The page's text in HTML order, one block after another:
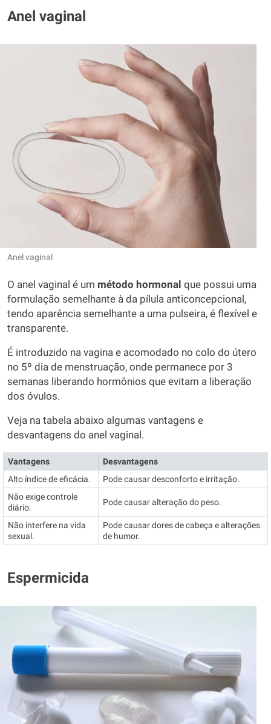
Anel vaginal
Anel vaginal
O anel vaginal é um método hormonal que possui uma
formulação semelhante à da pílula anticoncepcional,
tendo aparência semelhante a uma pulseira, é flexível e
transparente.
É introduzido na vagina e acomodado no colo do útero
no 5º dia de menstruação, onde permanece por 3
semanas liberando hormônios que evitam a liberação
dos óvulos.
Veja na tabela abaixo algumas vantagens e
desvantagens do anel vaginal.
Vantagens
Desvantagens
Alto índice de eficácia.
Pode causar desconforto e irritação.
Não exige controle
diário.
Pode causar alteração do peso.
Não interfere na vida
sexual.
Pode causar dores de cabeça e alterações
de humor.
Espermicida